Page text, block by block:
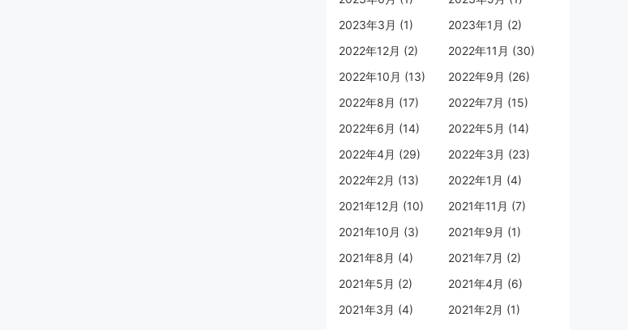
2023年3月 (1)
2023年1月 (2)
2022年12月 (2)
2022年11月 (30)
2022年10月 (13)
2022年9月 (26)
2022年8月 (17)
2022年7月 (15)
2022年6月 (14)
2022年5月 (14)
2022年4月 (29)
2022年3月 (23)
2022年2月 (13)
2022年1月 (4)
2021年12月 (10)
2021年11月 (7)
2021年10月 (3)
2021年9月 (1)
2021年8月 (4)
2021年7月 (2)
2021年5月 (2)
2021年4月 (6)
2021年3月 (4)
2021年2月 (1)